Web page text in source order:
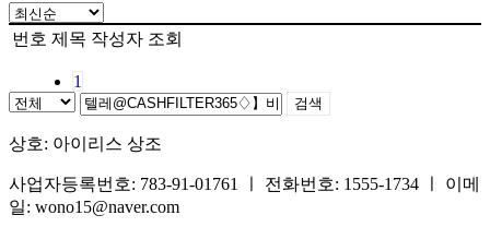
번호 제목 작성자 조회
1
검색
상호: 아이리스 상조
사업자등록번호: 783-91-01761 ㅣ 전화번호: 1555-1734 ㅣ 이메
일: wono15@naver.com